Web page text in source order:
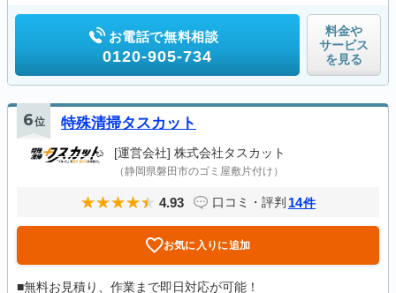
お電話で無料相談
0120-905-734
料金や
サービス
を見る
6位 特殊清掃タスカット
[運営会社] 株式会社タスカット
（静岡県磐田市のゴミ屋敷片付け）
4.93 口コミ・評判 14件
お気に入りに追加
■無料お見積り、作業まで即日対応が可能！